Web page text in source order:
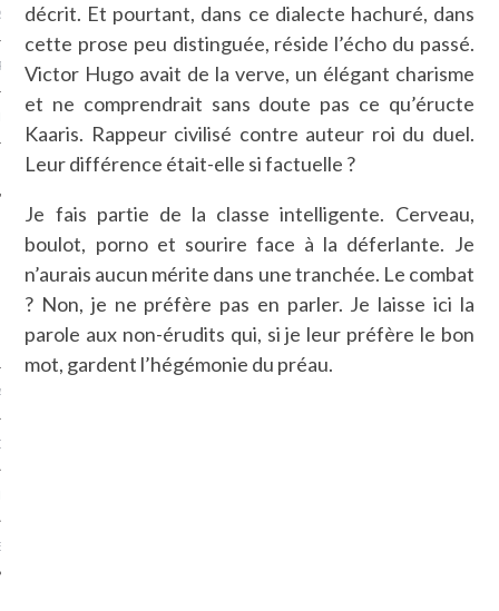
CARAVELLE
PODCAST
décrit. Et pourtant, dans ce dialecte hachuré, dans
cette prose peu distinguée, réside l’écho du passé.
Victor Hugo avait de la verve, un élégant charisme
et ne comprendrait sans doute pas ce qu’éructe
Kaaris. Rappeur civilisé contre auteur roi du duel.
Leur différence était-elle si factuelle ?
Je fais partie de la classe intelligente. Cerveau,
boulot, porno et sourire face à la déferlante. Je
n’aurais aucun mérite dans une tranchée. Le combat
? Non, je ne préfère pas en parler. Je laisse ici la
parole aux non-érudits qui, si je leur préfère le bon
mot, gardent l’hégémonie du préau.